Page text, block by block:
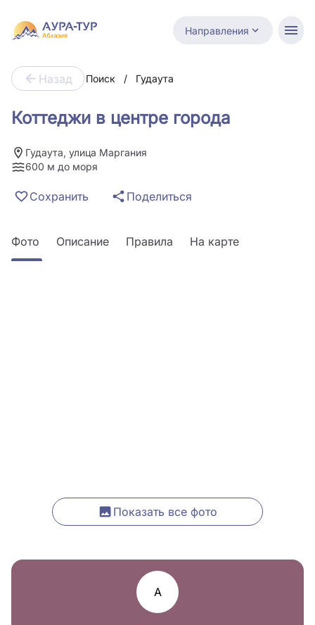
Направления
Назад Поиск / Гудаута
Коттеджи в центре города
Гудаута, улица Маргания
600 м до моря
Сохранить Поделиться
Фото Описание Правила На карте
Показать все фото
А